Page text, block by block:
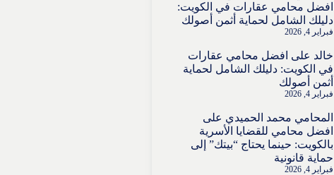
افضل محامي عقارات في الكويت:
دليلك الشامل لحماية أثمن أصولك
فبراير 4, 2026
خالد على افضل محامي عقارات
في الكويت: دليلك الشامل لحماية
أثمن أصولك
فبراير 4, 2026
المحامي محمد الحميدي على
افضل محامي للقضايا الأسرية
بالكويت: حينما يحتاج “بيتك” إلى
حماية قانونية
فبراير 4, 2026